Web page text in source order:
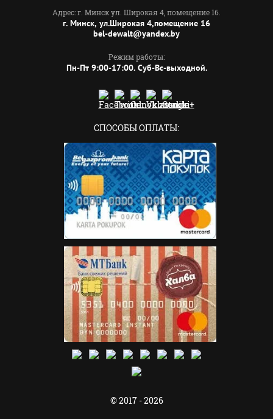
Адрес: г. Минск ул. Широкая 4, помещение 16.
г. Минск, ул.Широкая 4,помещение 16
bel-dewalt@yandex.by
Режим работы:
Пн-Пт 9:00-17:00. Суб-Вс-выходной.
СПОСОБЫ ОПЛАТЫ:
© 2017 - 2026